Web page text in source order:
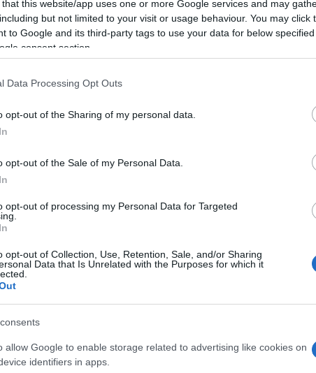
that this website/app uses one or more Google services and may
but not limited to your visit or usage behaviour. You may click
to Google and its third-party tags to use your data for below
consent section.
Data Processing Opt Outs
opt-out of the Sharing of my personal data.
opt-out of the Sale of my Personal Data.
opt-out of processing my Personal Data for Targeted
opt-out of Collection, Use, Retention, Sale, and/or Sharing
Data that Is Unrelated with the Purposes for which it
allow Google to enable storage related to advertising like cookies on
identifiers in apps.
θρύλου που έκανε το
και βιώνεται το